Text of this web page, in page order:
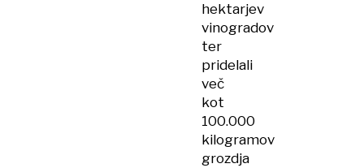
hektarjev
vinogradov
ter
pridelali
več
kot
100.000
kilogramov
grozdja